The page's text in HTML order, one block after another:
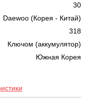
30
Daewoo (Корея - Китай)
318
Ключом (аккумулятор)
Южная Корея